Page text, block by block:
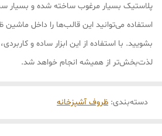
پلاستیک بسیار مرغوب ساخته شده‌ و بسیار
استفاده می‌توانید این قالب‌ها را داخل
بشویید. با استفاده از این ابزار ساده و
لذت‌بخش‌تر از همیشه انجام خواهد شد.
دسته‌بندی: ظروف آشپزخانه